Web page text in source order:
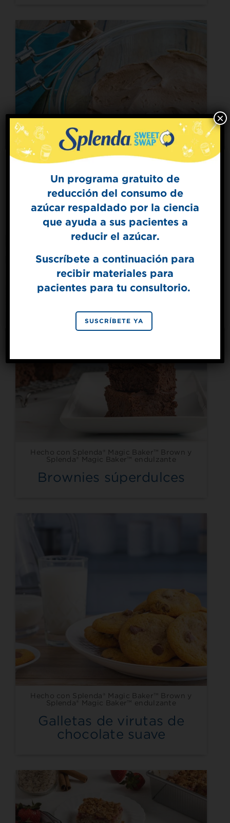
Hecho con SPLENDA® Magig Baker™ Brown
Glaseado de moca
esponjoso
Hecho con Splenda® Magic Baker™ Brown y
Splenda® Magic Baker™ endulzante
Brownies súperdulces
Hecho con Splenda® Magic Baker™ Brown y
Splenda® Magic Baker™ endulzante
Galletas de virutas de
chocolate suave
Un programa gratuito de
reducción del consumo de
azúcar respaldado por la ciencia
que ayuda a sus pacientes a
reducir el azúcar.
Suscríbete a continuación para
recibir materiales para
pacientes para tu consultorio.
SUSCRÍBETE YA
×
The Sweet Dish
Get mouth-watering recipes from the
SIGN UP